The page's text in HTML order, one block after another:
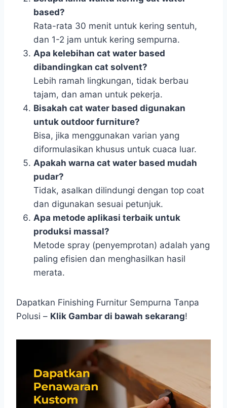
based?
Rata-rata 30 menit untuk kering sentuh,
dan 1-2 jam untuk kering sempurna.
Apa kelebihan cat water based
dibandingkan cat solvent?
Lebih ramah lingkungan, tidak berbau
tajam, dan aman untuk pekerja.
Bisakah cat water based digunakan
untuk outdoor furniture?
Bisa, jika menggunakan varian yang
diformulasikan khusus untuk cuaca luar.
Apakah warna cat water based mudah
pudar?
Tidak, asalkan dilindungi dengan top coat
dan digunakan sesuai petunjuk.
Apa metode aplikasi terbaik untuk
produksi massal?
Metode spray (penyemprotan) adalah yang
paling efisien dan menghasilkan hasil
merata.
Dapatkan Finishing Furnitur Sempurna Tanpa
Polusi – Klik Gambar di bawah sekarang!